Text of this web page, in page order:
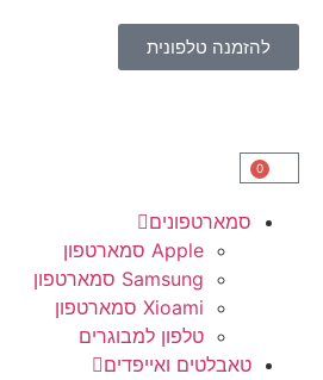
0
להזמנה טלפונית
סמארטפונים
Apple סמארטפון
Samsung סמארטפון
Xioami סמארטפון
טלפון למבוגרים
טאבלטים ואייפדים